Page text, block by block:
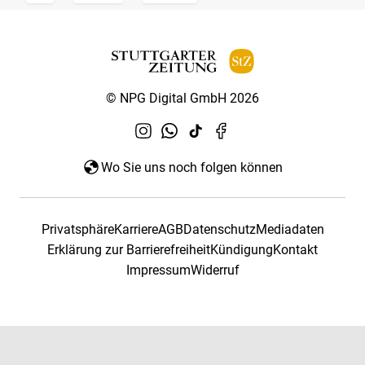
© NPG Digital GmbH 2026
Wo Sie uns noch folgen können
PrivatsphäreKarriereAGBDatenschutzMediadaten
Erklärung zur BarrierefreiheitKündigungKontakt
ImpressumWiderruf